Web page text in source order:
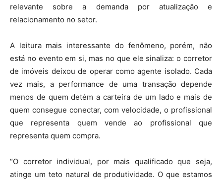
relevante sobre a demanda por atualização e
relacionamento no setor.
A leitura mais interessante do fenômeno, porém, não
está no evento em si, mas no que ele sinaliza: o corretor
de imóveis deixou de operar como agente isolado. Cada
vez mais, a performance de uma transação depende
menos de quem detém a carteira de um lado e mais de
quem consegue conectar, com velocidade, o profissional
que representa quem vende ao profissional que
representa quem compra.
“O corretor individual, por mais qualificado que seja,
atinge um teto natural de produtividade. O que estamos